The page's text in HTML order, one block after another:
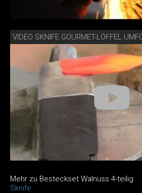
VIDEO SKNIFE GOURMET-LÖFFEL
Mehr zu Besteckset Walnuss 4-teilig
Sknife